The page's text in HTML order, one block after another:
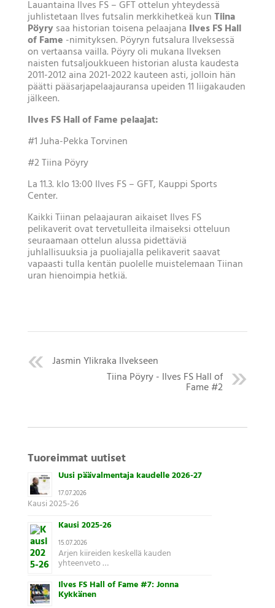
Lauantaina Ilves FS – GFT ottelun yhteydessä
juhlistetaan Ilves futsalin merkkihetkeä kunTiina
Pöyrysaa historian toisena pelaajana Ilves FS Hall
of Fame -nimityksen. Pöyryn futsalura Ilveksessä
on vertaansa vailla. Pöyry oli mukana Ilveksen
naisten futsaljoukkueen historian alusta kaudesta
2011-2012 aina 2021-2022 kauteen asti, jolloin hän
päätti pääsarjapelaajauransa upeiden 11 liigakauden
jälkeen.
Ilves FS Hall of Fame pelaajat:
#1 Juha-Pekka Torvinen
#2 Tiina Pöyry
La 11.3. klo 13:00 Ilves FS – GFT, Kauppi Sports
Center.
Kaikki Tiinan pelaajauran aikaiset Ilves FS
pelikaverit ovat tervetulleita ilmaiseksi otteluun
seuraamaan ottelun alussa pidettäviä
juhlallisuuksia ja puoliajalla pelikaverit saavat
vapaasti tulla kentän puolelle muistelemaan Tiinan
uran hienoimpia hetkiä.
Jasmin Ylikraka Ilvekseen
Tiina Pöyry - Ilves FS Hall of
Fame #2
Tuoreimmat uutiset
Uusi päävalmentaja kaudelle 2026-27
17.07.2026
Kausi 2025-26
Kausi 2025-26
15.07.2026
Arjen kiireiden keskellä kauden
yhteenveto …
Ilves FS Hall of Fame #7: Jonna
Kykkänen